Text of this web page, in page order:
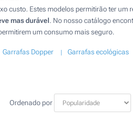
custo. Estes modelos permitirão ter um
mas durável. No nosso catálogo
um consumo mais seguro.
Garrafas Dopper
Garrafas ecológicas
Ordenado por